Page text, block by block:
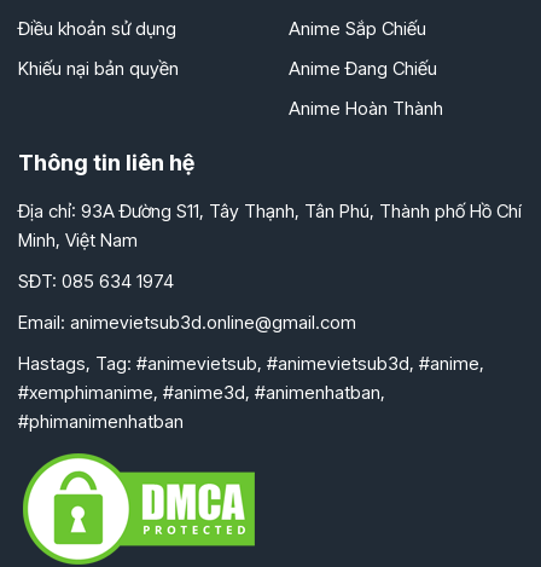
Điều khoản sử dụng
Khiếu nại bản quyền
Anime Sắp Chiếu
Anime Đang Chiếu
Anime Hoàn Thành
Thông tin liên hệ
Địa chỉ: 93A Đường S11, Tây Thạnh, Tân Phú, Thành phố Hồ Chí
Minh, Việt Nam
SĐT: 085 634 1974
Email: animevietsub3d.online@gmail.com
Hastags, Tag: #animevietsub, #animevietsub3d, #anime,
#xemphimanime, #anime3d, #animenhatban,
#phimanimenhatban